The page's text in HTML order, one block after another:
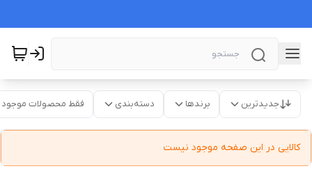
جدیدترین برندها دسته‌بندی فقط محصولات موجود
کالایی در این صفحه موجود نیست